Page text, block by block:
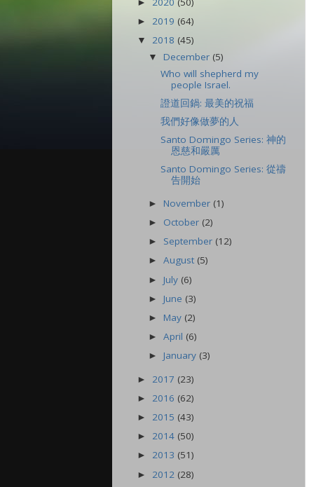
►
► 2019 (64)
▼ 2018 (45)
▼ December (5)
Who will shepherd my
people Israel.
證道回鍋: 最美的祝福
我們好像做夢的人
Santo Domingo Series: 神的
恩慈和嚴厲
Santo Domingo Series: 從禱
告開始
► November (1)
► October (2)
► September (12)
►August (5)
► July (6)
► June (3)
► May (2)
►April (6)
► January (3)
► 2017 (23)
► 2016 (62)
► 2015 (43)
► 2014 (50)
► 2013 (51)
► 2012 (28)